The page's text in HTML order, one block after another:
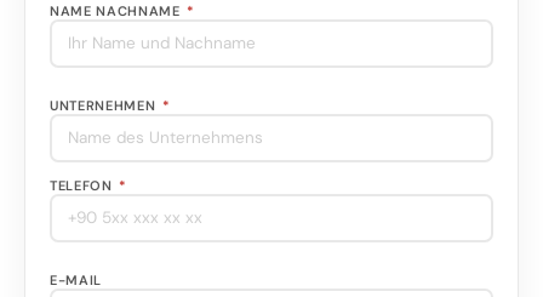
NAME NACHNAME *
UNTERNEHMEN *
TELEFON *
E-MAIL